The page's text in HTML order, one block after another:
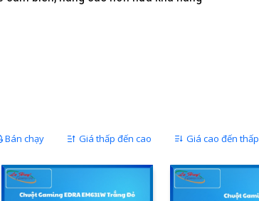
Bán chạy Giá thấp đến cao Giá cao đến thấp